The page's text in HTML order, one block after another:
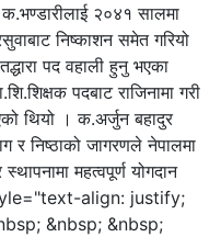
२०४१ सालमा
निष्काशन समेत गरियो
पद वहाली हुनु भएका
पदबाट राजिनामा गरी
थियो । क.अर्जुन बहादुर
र निष्ठाको जागरणले नेपालमा
महत्वपूर्ण योगदान
align: justify;
&nbsp; &nbsp;